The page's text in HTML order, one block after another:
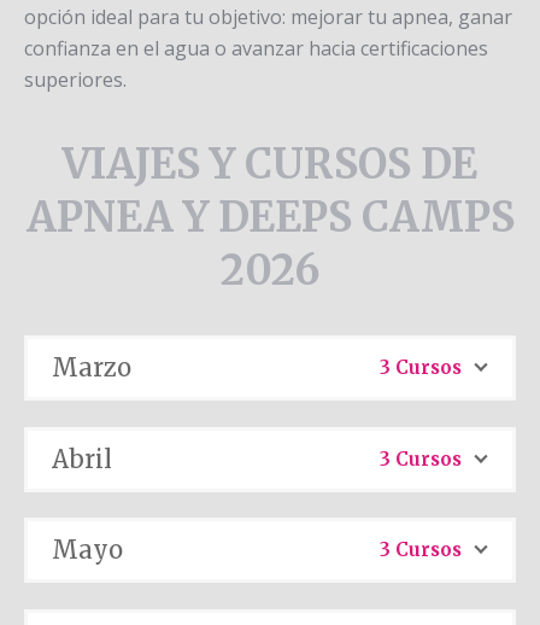
opción ideal para tu objetivo: mejorar tu apnea, ganar
confianza en el agua o avanzar hacia certificaciones
superiores.
VIAJES Y CURSOS DE
APNEA Y DEEPS CAMPS
2026
Marzo 3 Cursos
Abril 3 Cursos
Mayo 3 Cursos